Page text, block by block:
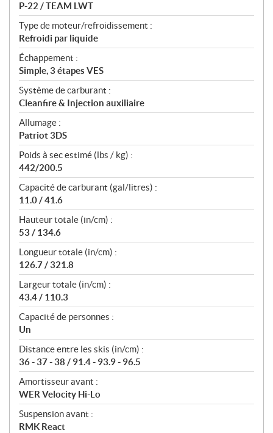
P-22 / TEAM LWT
Type de moteur/refroidissement :
Refroidi par liquide
Échappement :
Simple, 3 étapes VES
Système de carburant :
Cleanfire & Injection auxiliaire
Allumage :
Patriot 3DS
Poids à sec estimé (lbs / kg) :
442/200.5
Capacité de carburant (gal/litres) :
11.0 / 41.6
Hauteur totale (in/cm) :
53 / 134.6
Longueur totale (in/cm) :
126.7 / 321.8
Largeur totale (in/cm) :
43.4 / 110.3
Capacité de personnes :
Un
Distance entre les skis (in/cm) :
36 - 37 - 38 / 91.4 - 93.9 - 96.5
Amortisseur avant :
WER Velocity Hi-Lo
Suspension avant :
RMK React